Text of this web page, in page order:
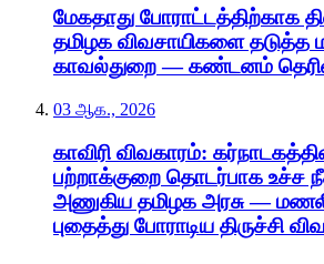
மேகதாது போராட்டத்திற்காக
தமிழக விவசாயிகளை தடுத்த
காவல்துறை — கண்டனம்
03 ஆக., 2026
காவிரி விவகாரம்:
பற்றாக்குறை தொடர்பாக உச்ச
அணுகிய தமிழக அரசு —
புதைத்து போராடிய திருச்சி